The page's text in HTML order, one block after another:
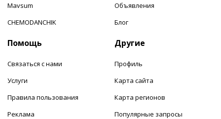
Mavsum
CHEMODANCHIK
Объявления
Блог
Помощь
Связаться с нами
Услуги
Правила пользования
Реклама
Другие
Профиль
Карта сайта
Карта регионов
Популярные запросы